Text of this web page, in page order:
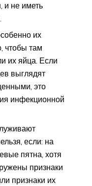
и не иметь
их
чтобы там
их яйца. Если
выглядят
это
инфекционной
если: на
пятна, хотя
признаки
признаки их